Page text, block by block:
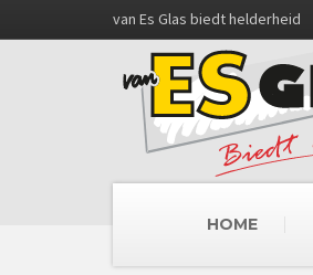
van Es Glas biedt helderheid
HOME